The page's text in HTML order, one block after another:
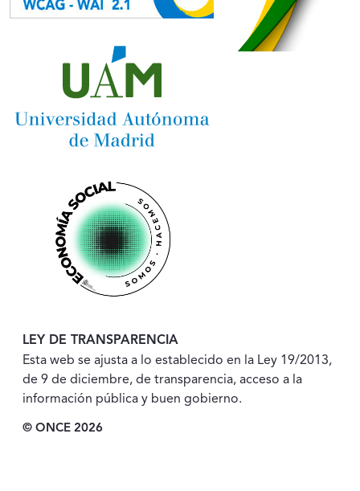
LEY DE TRANSPARENCIA
Esta web se ajusta a lo establecido en la Ley 19/2013,
de 9 de diciembre, de transparencia, acceso a la
información pública y buen gobierno.
© ONCE 2026